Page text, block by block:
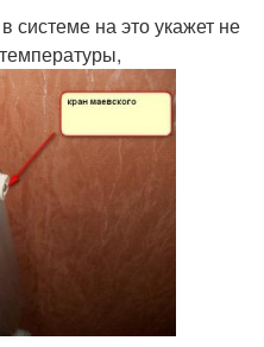
системе на это укажет не